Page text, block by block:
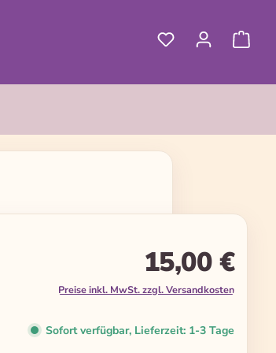
15,00 €
Preise inkl. MwSt. zzgl. Versandkosten
Sofort verfügbar, Lieferzeit: 1-3 Tage